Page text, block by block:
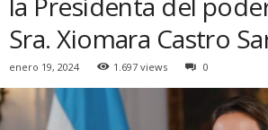
Sra. Xiomara Castro
enero 19, 2024 1.697 views 0